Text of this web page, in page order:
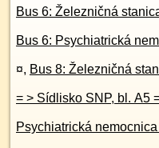
¤, Bus 8: Železničná stanica = >